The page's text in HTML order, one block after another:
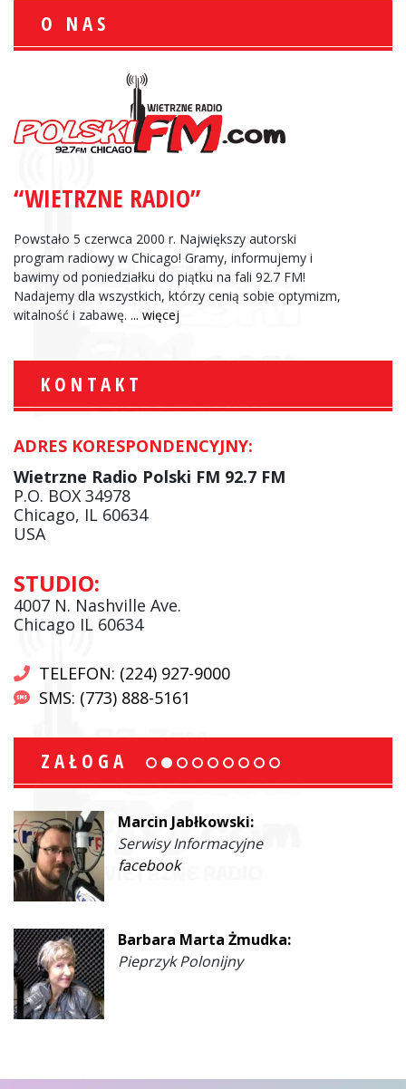
O NAS
“WIETRZNE RADIO”
Powstało 5 czerwca 2000 r. Największy autorski
program radiowy w Chicago! Gramy, informujemy i
bawimy od poniedziałku do piątku na fali 92.7 FM!
Nadajemy dla wszystkich, którzy cenią sobie optymizm,
witalność i zabawę. ... więcej
KONTAKT
ADRES KORESPONDENCYJNY:
Wietrzne Radio Polski FM 92.7 FM
P.O. BOX 34978
Chicago, IL 60634
USA
STUDIO:
4007 N. Nashville Ave.
Chicago IL 60634
TELEFON: (224) 927-9000
SMS: (773) 888-5161
ZAŁOGA
Marcin Jabłkowski:
Serwisy Informacyjne
facebook
Barbara Marta Żmudka:
Pieprzyk Polonijny